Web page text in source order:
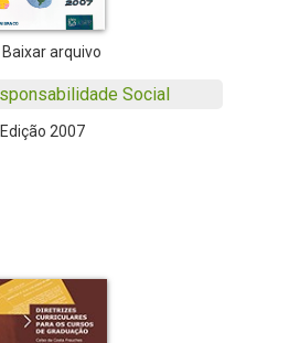
arquivo
Social
Edição 2007